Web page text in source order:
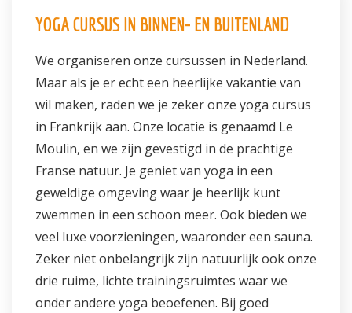
YOGA CURSUS IN BINNEN- EN BUITENLAND
We organiseren onze cursussen in Nederland.
Maar als je er echt een heerlijke vakantie van
wil maken, raden we je zeker onze yoga cursus
in Frankrijk aan. Onze locatie is genaamd Le
Moulin, en we zijn gevestigd in de prachtige
Franse natuur. Je geniet van yoga in een
geweldige omgeving waar je heerlijk kunt
zwemmen in een schoon meer. Ook bieden we
veel luxe voorzieningen, waaronder een sauna.
Zeker niet onbelangrijk zijn natuurlijk ook onze
drie ruime, lichte trainingsruimtes waar we
onder andere yoga beoefenen. Bij goed